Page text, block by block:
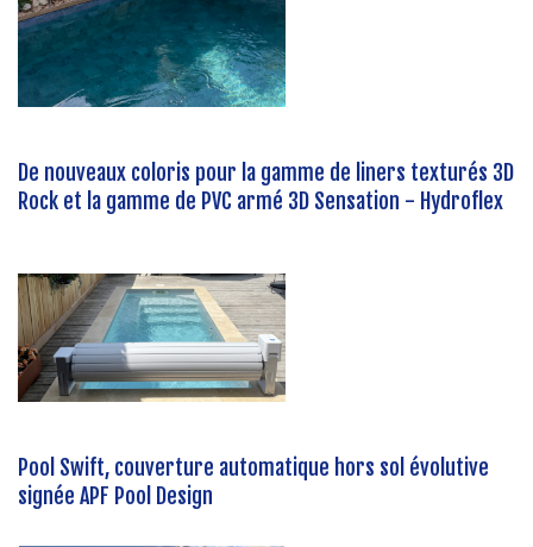
De nouveaux coloris pour la gamme de liners texturés 3D
Rock et la gamme de PVC armé 3D Sensation - Hydroflex
Pool Swift, couverture automatique hors sol évolutive
signée APF Pool Design